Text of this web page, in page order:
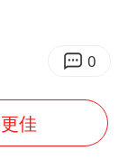
锁定
上半年国内居民出游人次34.63亿
0
佳